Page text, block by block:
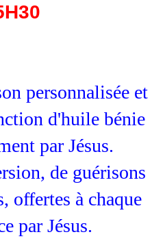
personnalisée et
d'huile bénie
par Jésus.
de guérisons
offertes à chaque
par Jésus.